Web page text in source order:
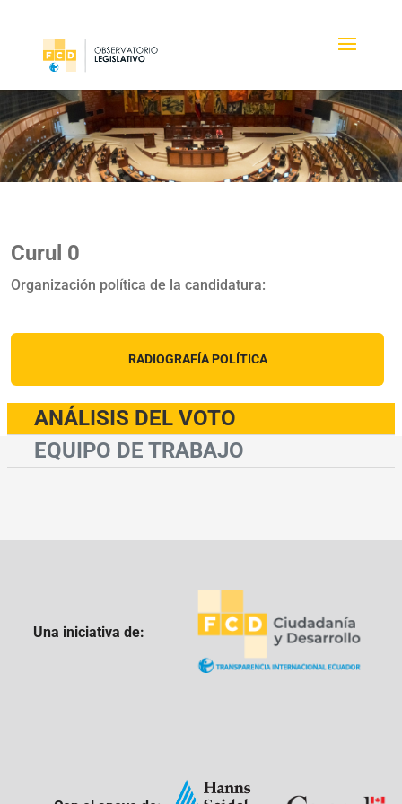
Curul 0
Organización política de la candidatura:
RADIOGRAFÍA POLÍTICA
ANÁLISIS DEL VOTO
EQUIPO DE TRABAJO
Una iniciativa de: